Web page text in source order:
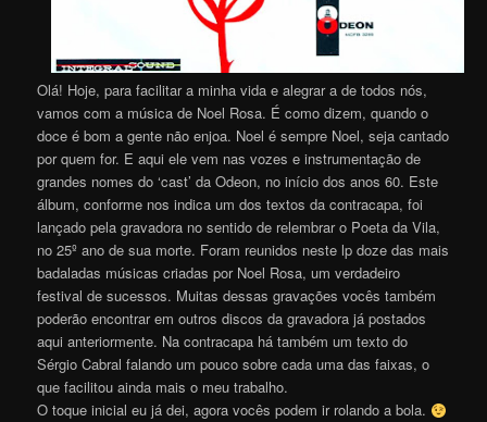
Olá! Hoje, para facilitar a minha vida e alegrar a de todos nós,
vamos com a música de Noel Rosa. É como dizem, quando o
doce é bom a gente não enjoa. Noel é sempre Noel, seja cantado
por quem for. E aqui ele vem nas vozes e instrumentação de
grandes nomes do ‘cast’ da Odeon, no início dos anos 60. Este
álbum, conforme nos indica um dos textos da contracapa, foi
lançado pela gravadora no sentido de relembrar o Poeta da Vila,
no 25º ano de sua morte. Foram reunidos neste lp doze das mais
badaladas músicas criadas por Noel Rosa, um verdadeiro
festival de sucessos. Muitas dessas gravações vocês também
poderão encontrar em outros discos da gravadora já postados
aqui anteriormente. Na contracapa há também um texto do
Sérgio Cabral falando um pouco sobre cada uma das faixas, o
que facilitou ainda mais o meu trabalho.
O toque inicial eu já dei, agora vocês podem ir rolando a bola.